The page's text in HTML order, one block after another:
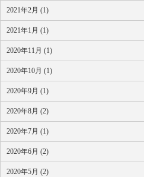
2021年2月 (1)
2021年1月 (1)
2020年11月 (1)
2020年10月 (1)
2020年9月 (1)
2020年8月 (2)
2020年7月 (1)
2020年6月 (2)
2020年5月 (2)